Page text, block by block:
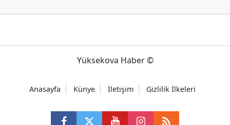
Yüksekova Haber ©
Anasayfa Künye İletişim Gizlilik İlkeleri